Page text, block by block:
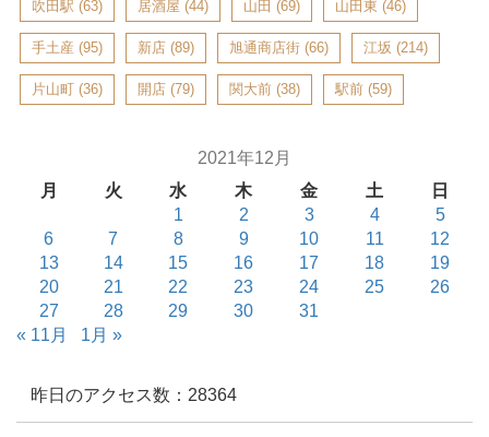
吹田駅 (63) 居酒屋 (44) 山田 (69) 山田東 (46)
手土産 (95) 新店 (89) 旭通商店街 (66) 江坂 (214)
片山町 (36) 開店 (79) 関大前 (38) 駅前 (59)
2021年12月
月
火 水 木 金 土
日
1
2 3 4
5
6
7 8 9 10 11
12
13
14 15 16 17 18
19
20
21 22 23 24 25
26
27
28 29 30
31
« 11月
1月 »
昨日のアクセス数：28364